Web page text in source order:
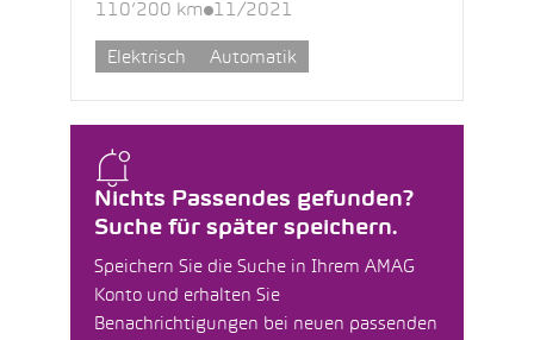
Nichts Passendes gefunden?
Suche für später speichern.
Speichern Sie die Suche in Ihrem AMAG
Konto und erhalten Sie
Benachrichtigungen bei neuen passenden
110’200 km 11/2021
Elektrisch Automatik